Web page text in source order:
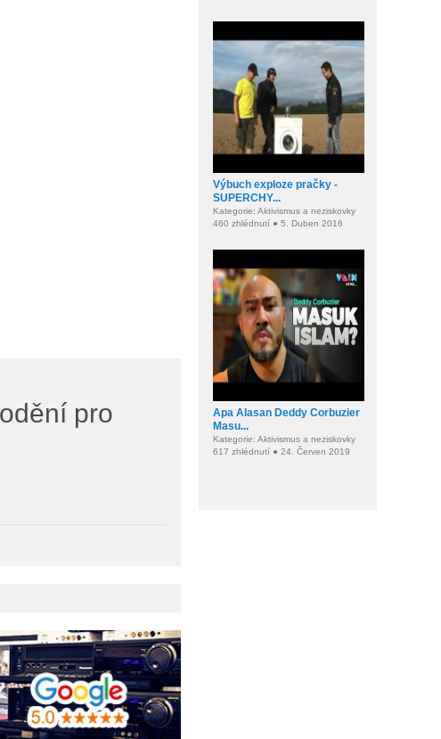
pro
Výbuch exploze pračky -
SUPERCHY...
Kategorie: Aktivismus a neziskovky
460 zhlédnutí ● 5. Duben 2016
Apa Alasan Deddy Corbuzier
Masu...
Kategorie: Aktivismus a neziskovky
617 zhlédnutí ● 24. Červen 2019